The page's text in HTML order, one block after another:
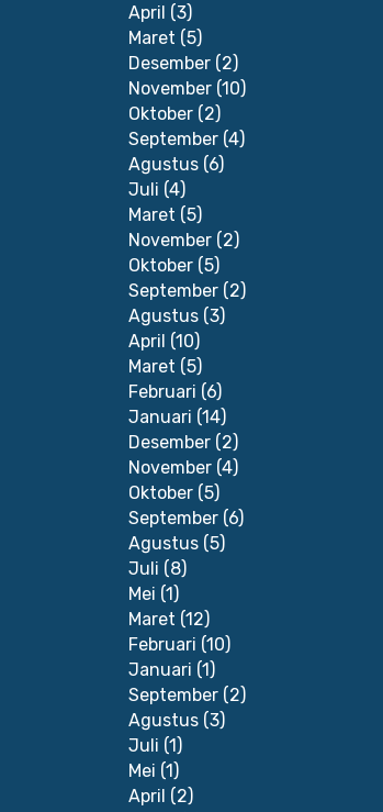
April (3)
Maret (5)
Desember (2)
November (10)
Oktober (2)
September (4)
Agustus (6)
Juli (4)
Maret (5)
November (2)
Oktober (5)
September (2)
Agustus (3)
April (10)
Maret (5)
Februari (6)
Januari (14)
Desember (2)
November (4)
Oktober (5)
September (6)
Agustus (5)
Juli (8)
Mei (1)
Maret (12)
Februari (10)
Januari (1)
September (2)
Agustus (3)
Juli (1)
Mei (1)
April (2)